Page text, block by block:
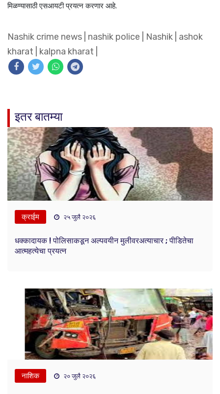
मिळण्यासाठी एसआयटी प्रयत्न करणार आहे.
Nashik crime news nashik police Nashik ashok
kharat
kalpna kharat
इतर बातम्या
क्राईम २५ जुलै २०२६
धक्कादायक ! पोलिसाकडून अल्पवयीन मुलीवरअत्याचार ; पीडितेचा
आत्महत्येचा प्रयत्न
नाशिक २० जुलै २०२६